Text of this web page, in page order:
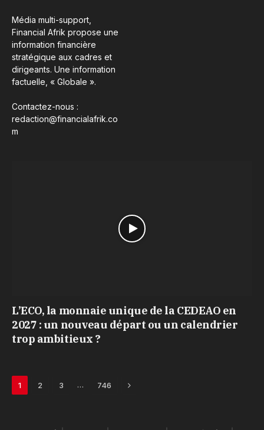
Média multi-support,
Financial Afrik propose une
information financière
stratégique aux cadres et
dirigeants. Une information
factuelle, « Globale ».
Contactez-nous :
redaction@financialafrik.co
m
L’ECO, la monnaie unique de la CEDEAO en
2027 : un nouveau départ ou un calendrier
trop ambitieux ?
1 2 3 … 746 Next